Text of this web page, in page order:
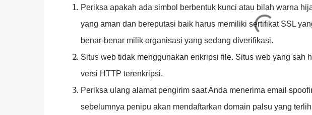
Periksa apakah ada simbol berbentuk kunci atau bilah warna
yang aman dan bereputasi baik harus memiliki sertifikat SSL
benar-benar milik organisasi yang sedang diverifikasi.
Situs web tidak menggunakan enkripsi file. Situs web yang sah
versi HTTP terenkripsi.
Periksa ulang alamat pengirim saat Anda menerima email
sebelumnya penipu akan mendaftarkan domain palsu yang